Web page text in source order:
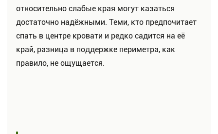
относительно слабые края могут казаться
достаточно надёжными. Теми, кто предпочитает
спать в центре кровати и редко садится на её
край, разница в поддержке периметра, как
правило, не ощущается.